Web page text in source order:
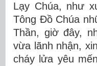
Lạy Chúa, như
Tông Ðồ Chúa
Thần, giờ đây,
vừa lãnh nhận,
cháy lửa yêu